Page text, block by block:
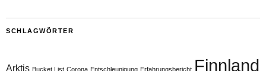
SCHLAGWÖRTER
Arktis Bucket List Corona Entschleunigung Erfahrungsbericht Finnland